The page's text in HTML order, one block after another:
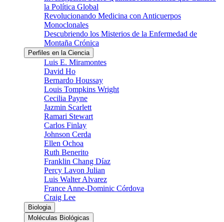
la Política Global
Revolucionando Medicina con Anticuerpos
Monoclonales
Descubriendo los Misterios de la Enfermedad de
Montaña Crónica
Perfiles en la Ciencia
Luis E. Miramontes
David Ho
Bernardo Houssay
Louis Tompkins Wright
Cecilia Payne
Jazmin Scarlett
Ramari Stewart
Carlos Finlay
Johnson Cerda
Ellen Ochoa
Ruth Benerito
Franklin Chang Díaz
Percy Lavon Julian
Luis Walter Alvarez
France Anne-Dominic Córdova
Craig Lee
Biologia
Moléculas Biológicas